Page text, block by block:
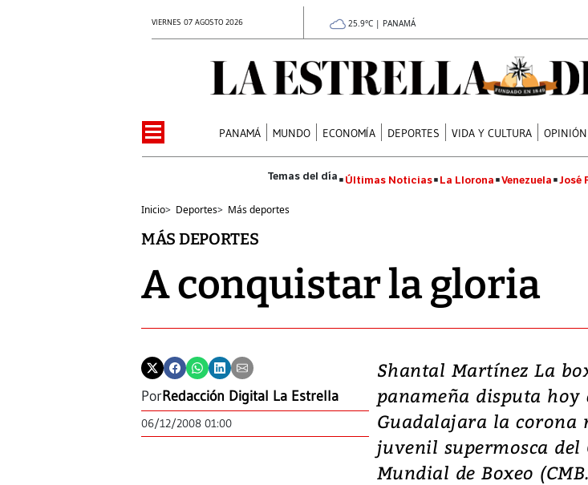
VIERNES 07 AGOSTO 2026 25.9°C | PANAMÁ
PANAMÁ MUNDO ECONOMÍA DEPORTES VIDA Y CULTURA OPINIÓN
Últimas Noticias La Llorona Venezuela José
Inicio> Deportes> Más deportes
MÁS DEPORTES
A conquistar la gloria
PorRedacción Digital La Estrella
06/12/2008 01:00
Shantal Martínez La
panameña disputa hoy
Guadalajara la corona
juvenil supermosca del
Mundial de Boxeo
Video: Lula
candidatura con
promesas de
en defensa,
tierras raras